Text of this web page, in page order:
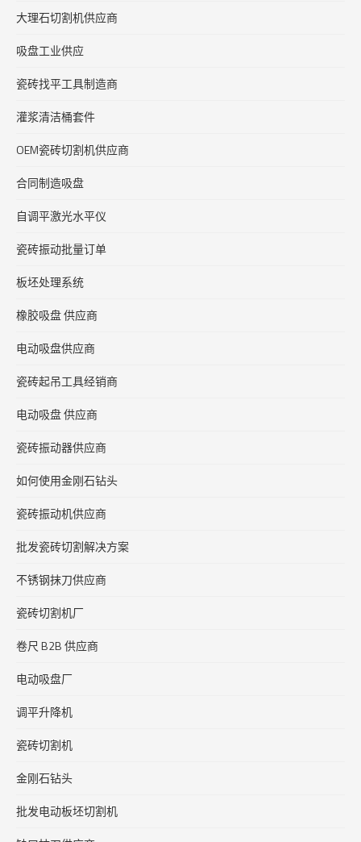
大理石切割机供应商
吸盘工业供应
瓷砖找平工具制造商
灌浆清洁桶套件
OEM瓷砖切割机供应商
合同制造吸盘
自调平激光水平仪
瓷砖振动批量订单
板坯处理系统
橡胶吸盘 供应商
电动吸盘供应商
瓷砖起吊工具经销商
电动吸盘 供应商
瓷砖振动器供应商
如何使用金刚石钻头
瓷砖振动机供应商
批发瓷砖切割解决方案
不锈钢抹刀供应商
瓷砖切割机厂
卷尺 B2B 供应商
电动吸盘厂
调平升降机
瓷砖切割机
金刚石钻头
批发电动板坯切割机